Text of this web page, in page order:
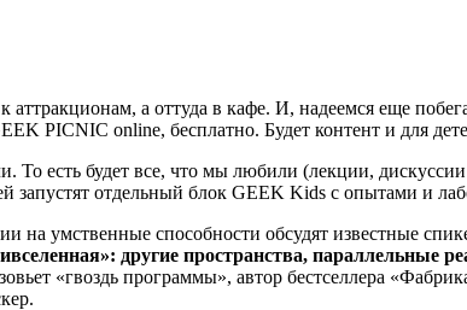
а оттуда в кафе. И, надеемся еще
PICNIC online, бесплатно. Будет контент и для
То есть будет все, что мы любили (лекции,
запустят отдельный блок GEEK Kids с опытами и
умственные способности обсудят известные
другие пространства, параллельные
«гвоздь программы», автор бестселлера